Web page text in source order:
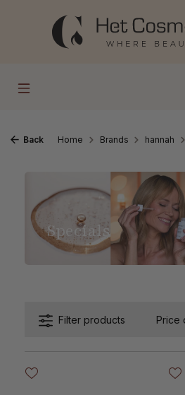
Skip to main content
Back Home Brands hannah
Specials
Filter products